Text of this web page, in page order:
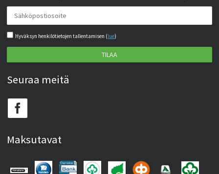
Hyväksyn henkilötietojen tallentamisen (lue)
TILAA
Seuraa meitä
Maksutavat